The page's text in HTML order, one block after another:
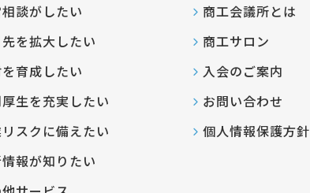
談がしたい
を拡大したい
育成したい
生を充実したい
スクに備えたい
報が知りたい
商工会議所とは
商工サロン
入会のご案内
お問い合わせ
個人情報保護方針